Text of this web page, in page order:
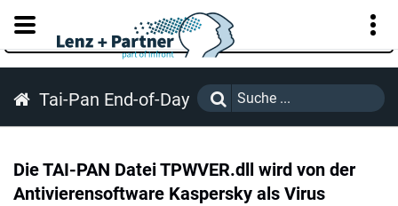
KUNDENPORTAL
Tai-Pan End-of-Day
Die TAI-PAN Datei TPWVER.dll wird von der
Antivierensoftware Kaspersky als Virus